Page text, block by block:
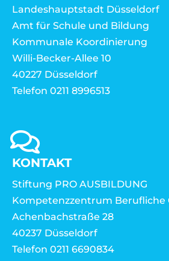
Landeshauptstadt Düsseldorf
Amt für Schule und Bildung
Kommunale Koordinierung
Willi-Becker-Allee 10
40227 Düsseldorf
Telefon 0211 8996513
KONTAKT
Stiftung PRO AUSBILDUNG
Kompetenzzentrum Berufliche
Achenbachstraße 28
40237 Düsseldorf
Telefon 0211 6690834